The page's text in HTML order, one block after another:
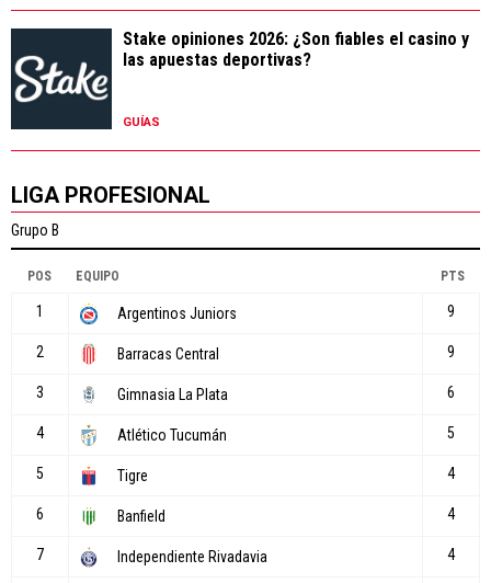
Stake opiniones 2026: ¿Son fiables el casino y
las apuestas deportivas?
GUÍAS
LIGA PROFESIONAL